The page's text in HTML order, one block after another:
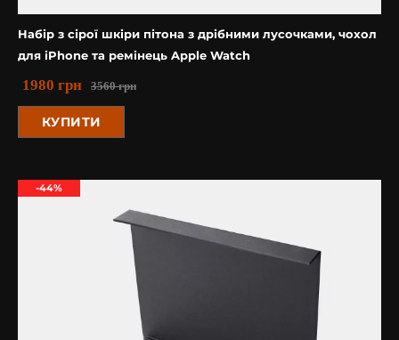
Набір з сірої шкіри пітона з дрібними лусочками, чохол
для iPhone та ремінець Apple Watch
3560грн
1980 грн
КУПИТИ
-44%